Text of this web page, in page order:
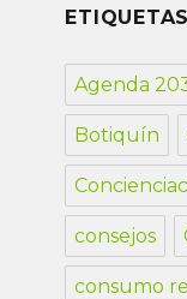
ETIQUETAS
Agenda
Botiquín
consejos
consumo